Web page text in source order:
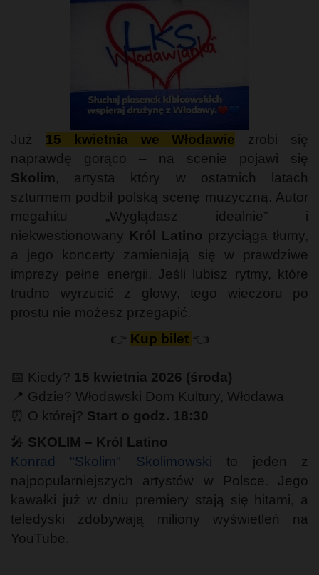
Już 15 kwietnia we Włodawie zrobi się
naprawdę gorąco – na scenie pojawi się
Skolim, artysta który w ostatnich latach
szturmem podbił polską scenę muzyczną. Autor
megahitu „Wyglądasz idealnie” i
niekwestionowany Król Latino przyciąga tłumy,
a jego koncerty zamieniają się w prawdziwe
imprezy pełne energii. Jeśli lubisz rytmy, które
trudno wyrzucić z głowy, tego wieczoru po
prostu nie możesz przegapić.
👉 Kup bilet 👈
📅 Kiedy? 15 kwietnia 2026 (środa)
📍 Gdzie? Włodawski Dom Kultury, Włodawa
⏰ O której? Start o godz. 18:30
🎤 SKOLIM – Król Latino
Konrad "Skolim" Skolimowski to jeden z
najpopularniejszych artystów w Polsce. Jego
kawałki już w dniu premiery stają się hitami, a
teledyski zdobywają miliony wyświetleń na
YouTube.